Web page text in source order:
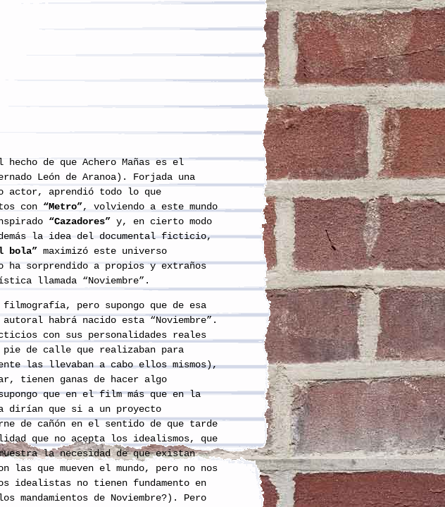
de que Achero Mañas es el
León de Aranoa). Forjada una
actor, aprendió todo lo que
con “Metro”, volviendo a este mundo
“Cazadores” y, en cierto modo
la idea del documental ficticio,
bola” maximizó este universo
ha sorprendido a propios y extraños
llamada “Noviembre”.
pero supongo que de esa
habrá nacido esta “Noviembre”.
con sus personalidades reales
de calle que realizaban para
las llevaban a cabo ellos mismos),
tienen ganas de hacer algo
que en el film más que en la
dirían que si a un proyecto
de cañón en el sentido de que tarde
que no acepta los idealismos, que
la necesidad de que existan
las que mueven el mundo, pero no nos
idealistas no tienen fundamento en
de Noviembre?). Pero